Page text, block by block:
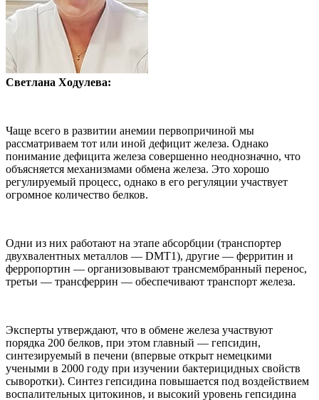
Светлана Ходулева:
Чаще всего в развитии анемии первопричиной мы
рассматриваем тот или иной дефицит железа. Однако
понимание дефицита железа совершенно неоднозначно, что
объясняется механизмами обмена железа. Это хорошо
регулируемый процесс, однако в его регуляции участвует
огромное количество белков.
Одни из них работают на этапе абсорбции (транспортер
двухвалентных металлов — DMT1), другие — ферритин и
ферропортин — организовывают трансмембранный перенос,
третьи — трансферрин — обеспечивают транспорт железа.
Эксперты утверждают, что в обмене железа участвуют
порядка 200 белков, при этом главный — гепсидин,
синтезируемый в печени (впервые открыт немецкими
учеными в 2000 году при изучении бактерицидных свойств
сыворотки). Синтез гепсидина повышается под воздействием
воспалительных цитокинов, и высокий уровень гепсидина